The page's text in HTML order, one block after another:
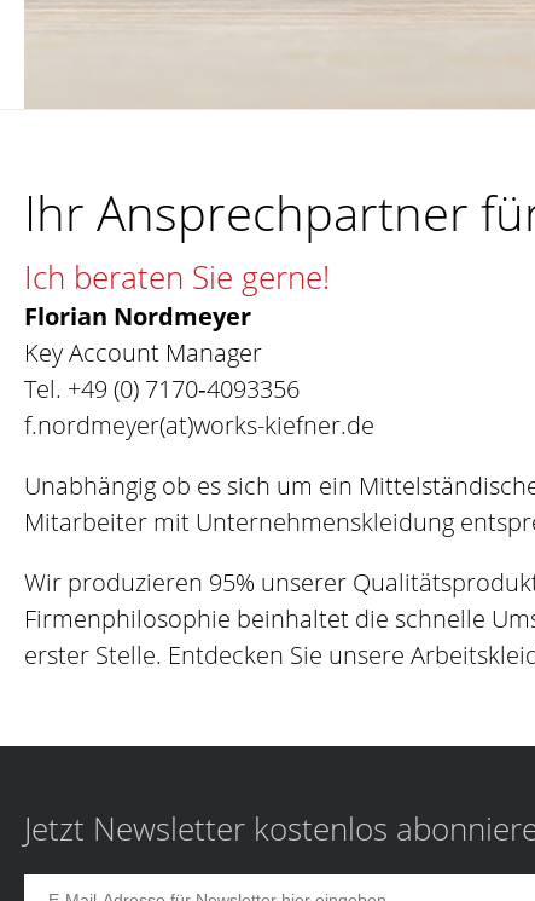
Ihr Ansprechpartner
Ich beraten Sie gerne!
Florian Nordmeyer
Key Account Manager
Tel. +49 (0) 7170‐4093356
f.nordmeyer(at)works-kiefner.de
Unabhängig ob es sich um ein
Mitarbeiter mit Unternehmenskleidung
Wir produzieren 95% unserer
Firmenphilosophie beinhaltet die schnelle
erster Stelle. Entdecken Sie unsere
Jetzt Newsletter kostenlos